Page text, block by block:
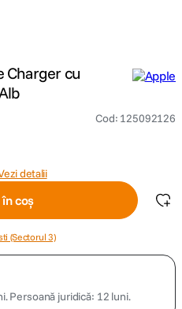
Charger cu
Cod: 125092126
detalii
coș
(Sectorul 3)
Persoană juridică: 12 luni.